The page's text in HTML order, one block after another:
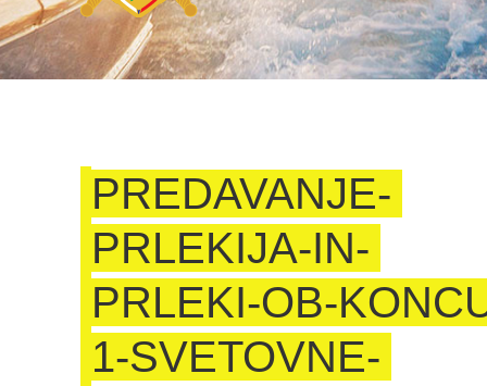
PREDAVANJE-
PRLEKIJA-IN-
PRLEKI-OB-
1-SVETOVNE-